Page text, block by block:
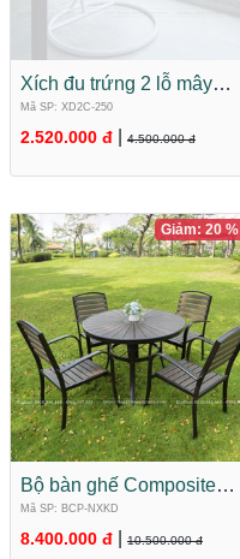
Xích đu trứng 2 lỗ mây
nhựa nhập khẩu XD2C-
250
Mã SP: XD2C-250
2.520.000 đ 4.500.000 đ
Bộ bàn ghế Composite
nan xám khung đen dành
cho sân vườn, nhà hàng,
Mã SP: BCP-NXKD
8.400.000 đ 10.500.000 đ
Giảm: 20 %